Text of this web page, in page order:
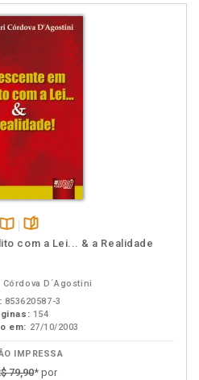
Disponível
páginas
com a Lei... & a Realidade
D´Agostini
853620587-3
154
em: 27/10/2003
IMPRESSA
79,90* por